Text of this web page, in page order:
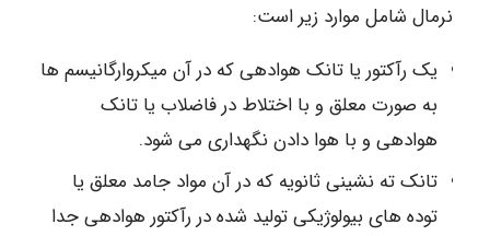
نرمال شامل موارد زیر است:
یک رآکتور یا تانک هوادهی که در آن میکروارگانیسم ها
به صورت معلق و با اختلاط در فاضلاب یا تانک
هوادهی و با هوا دادن نگهداری می شود.
تانک ته نشینی ثانویه که در آن مواد جامد معلق یا
توده های بیولوژیکی تولید شده در رآکتور هوادهی جدا